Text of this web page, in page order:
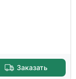
Заказать